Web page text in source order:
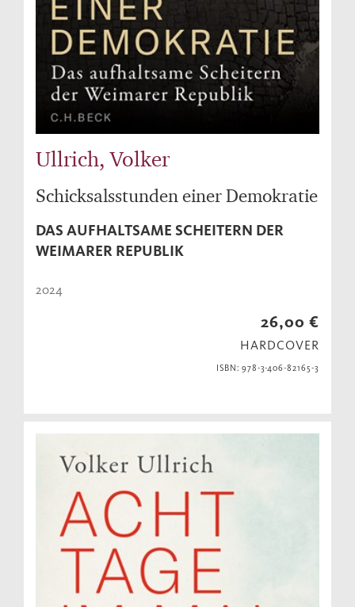
Ullrich, Volker
Schicksalsstunden einer Demokratie
DAS AUFHALTSAME SCHEITERN DER
WEIMARER REPUBLIK
2024
26,00 €
HARDCOVER
ISBN: 978-3-406-82165-3